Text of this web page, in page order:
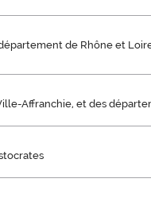
de Rhône et
Affranchie, et des